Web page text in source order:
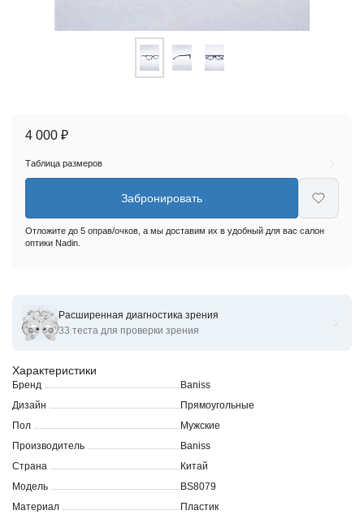
Оправы для очков корригирующих Baniss BS8079
Характеристики
Бренд
Baniss
Дизайн
Прямоугольные
Пол
Мужские
Производитель
Baniss
Страна
Китай
Модель
BS8079
Материал
Пластик
4 000 ₽
Таблица размеров
Забронировать
Отложите до 5 оправ/очков, а мы доставим их в удобный для вас салон
оптики Nadin.
Расширенная диагностика зрения
33 теста для проверки зрения